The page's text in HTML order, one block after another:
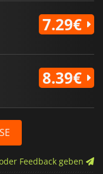
7.29€
8.39€
Feedback geben